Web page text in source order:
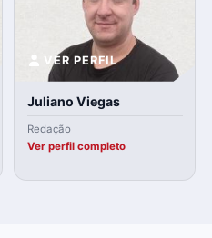
VER PERFIL
Juliano Viegas
Redação
Ver perfil completo